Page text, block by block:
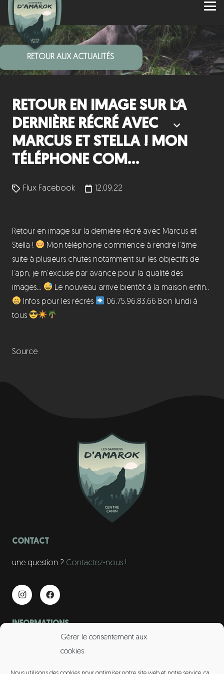
Gérer le consentement aux
cookies
RETOUR AUX ACTUALITÉS
RETOUR EN IMAGE SUR LA
DERNIÈRE RÉCRÉ AVEC
MARCUS ET STELLA ! MON
TÉLÉPHONE COM…
Flux Facebook 12.09.22
Retour en image sur la dernière récré avec Marcus et
Stella !
Mon téléphone commence à rendre l’âme
suite à plusieurs chutes notamment sur les objectifs de
l’apn, je m’excuse par avance pour la qualité des
images…
Le nouveau arrive bientôt à la maison enfin..
Infos pour les récrés
06.75.96.83.66 Bon lundi à
tous
Source
CONTACT
une question ? Contactez-nous !
INFORMATIONS